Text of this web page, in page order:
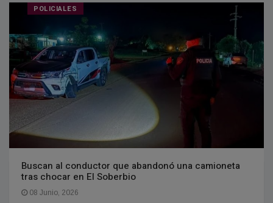
POLICIALES
Buscan al conductor que abandonó una camioneta
tras chocar en El Soberbio
08 Junio, 2026